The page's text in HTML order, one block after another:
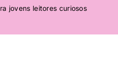
jovens leitores curiosos